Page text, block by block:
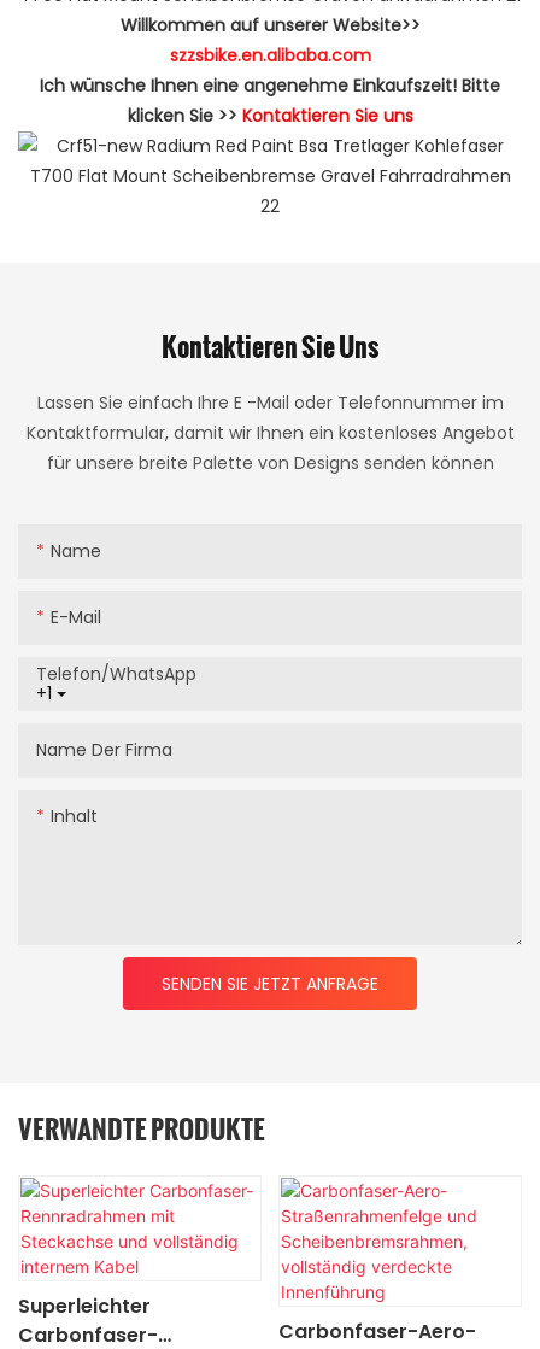
Willkommen auf unserer Website>>
szzsbike.en.alibaba.com
Ich wünsche Ihnen eine angenehme Einkaufszeit! Bitte
klicken Sie >> Kontaktieren Sie uns
Kontaktieren Sie Uns
Lassen Sie einfach Ihre E -Mail oder Telefonnummer im
Kontaktformular, damit wir Ihnen ein kostenloses Angebot
für unsere breite Palette von Designs senden können
Name
E-Mail
+1
Telefon/WhatsApp
Name Der Firma
Inhalt
SENDEN SIE JETZT ANFRAGE
VERWANDTE PRODUKTE
Superleichter
Carbonfaser-
Carbonfaser-Aero-